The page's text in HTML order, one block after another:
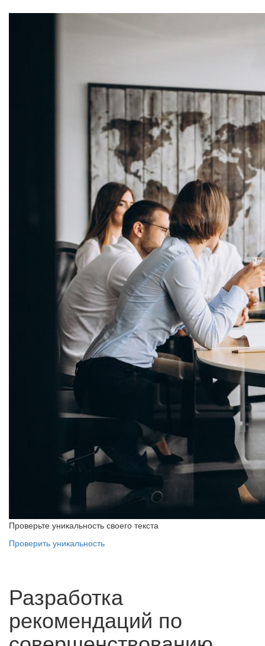
Проверьте уникальность своего текста
Проверить уникальность
Разработка
рекомендаций по